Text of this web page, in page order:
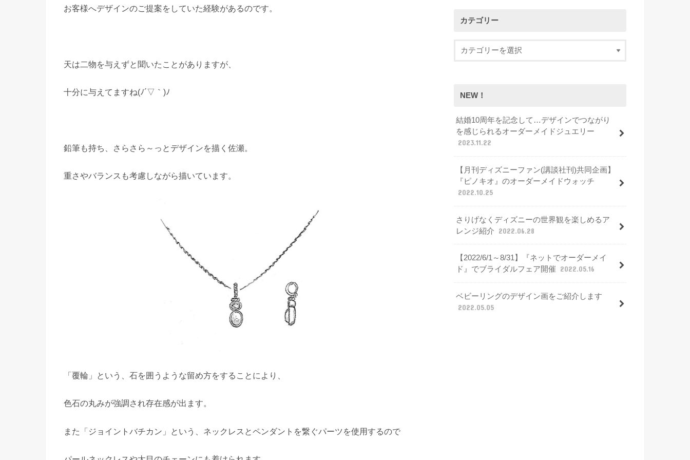
お客様へデザインのご提案をしていた経験があるのです。
天は二物を与えずと聞いたことがありますが、
十分に与えてますね(ﾉ´▽｀)ﾉ
鉛筆も持ち、さらさら～っとデザインを描く佐瀬。
重さやバランスも考慮しながら描いています。
「覆輪」という、石を囲うような留め方をすることにより、
色石の丸みが強調され存在感が出ます。
また「ジョイントバチカン」という、ネックレスとペンダントを繋ぐパーツを使用するので
カテゴリー
NEW！
結婚10周年を記念して…デザインでつながり
を感じられるオーダーメイドジュエリー
2023.11.22
【月刊ディズニーファン(講談社刊)共同企画】
『ピノキオ』のオーダーメイドウォッチ
2022.10.25
さりげなくディズニーの世界観を楽しめるア
レンジ紹介
2022.06.28
【2022/6/1～8/31】『ネットでオーダーメイ
ド』でブライダルフェア開催
2022.05.16
ベビーリングのデザイン画をご紹介します
2022.05.05